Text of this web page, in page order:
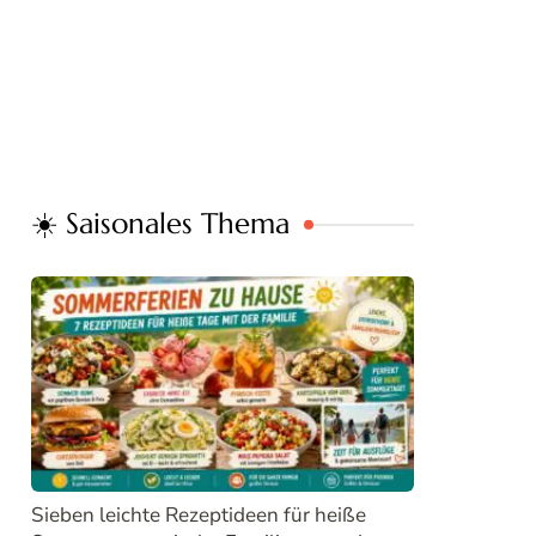
☀️ Saisonales Thema
Sieben leichte Rezeptideen für heiße